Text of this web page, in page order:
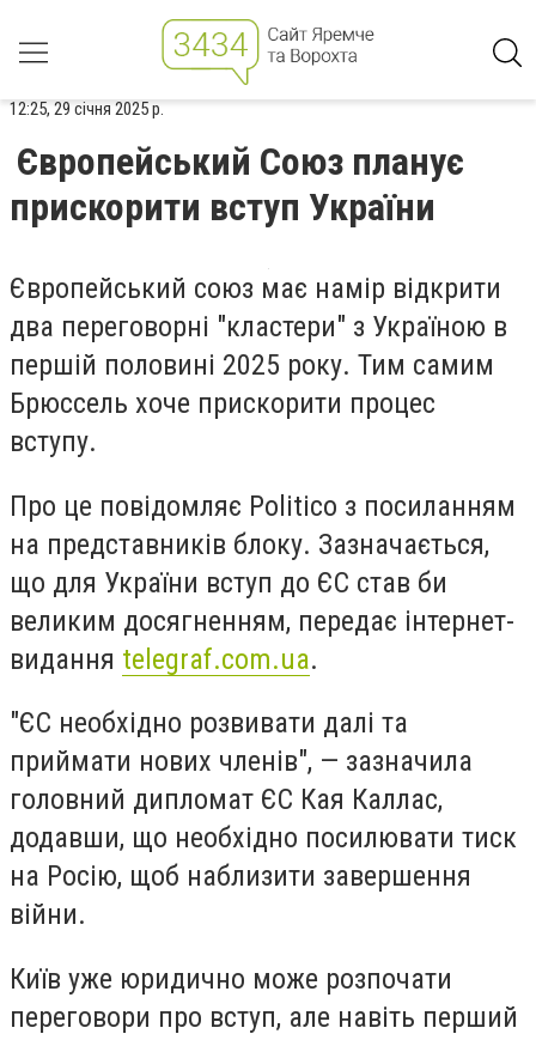
12:25, 29 січня 2025 р.
Європейський Союз планує
прискорити вступ України
Європейський союз має намір відкрити
два переговорні "кластери" з Україною в
першій половині 2025 року. Тим самим
Брюссель хоче прискорити процес
вступу.
Про це повідомляє Politico з посиланням
на представників блоку. Зазначається,
що для України вступ до ЄС став би
великим досягненням, передає інтернет-
видання telegraf.com.ua.
"ЄС необхідно розвивати далі та
приймати нових членів", — зазначила
головний дипломат ЄС Кая Каллас,
додавши, що необхідно посилювати тиск
на Росію, щоб наблизити завершення
війни.
Київ уже юридично може розпочати
переговори про вступ, але навіть перший